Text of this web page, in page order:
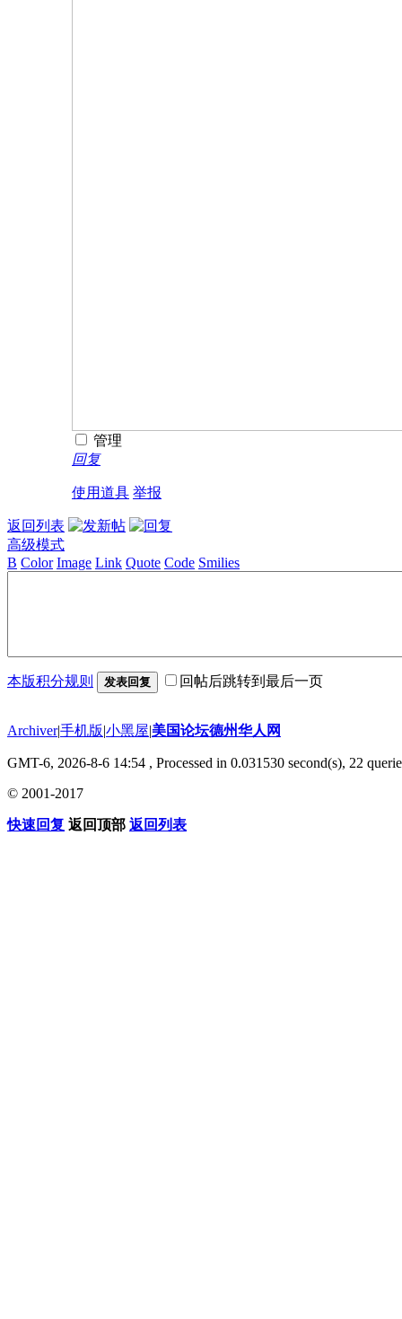
管理
回复
使用道具 举报
返回列表
高级模式
B Color Image Link Quote Code Smilies
本版积分规则 发表回复 回帖后跳转到最后一页
Archiver|手机版|小黑屋|美国论坛德州华人网
GMT-6, 2026-8-6 14:54 , Processed in 0.031530 second(s), 22
© 2001-2017
快速回复 返回顶部 返回列表